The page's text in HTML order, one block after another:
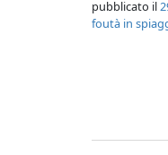
pubblicato il
foutà in